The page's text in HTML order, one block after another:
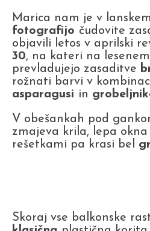
Marica nam je v
fotografijo čudovite
objavili letos v aprilski
30, na kateri na
prevladujejo zasaditve
rožnati barvi v
asparagusi in
V obešankah pod
zmajeva krila, lepa
rešetkami pa krasi bel
Skoraj vse balkonske